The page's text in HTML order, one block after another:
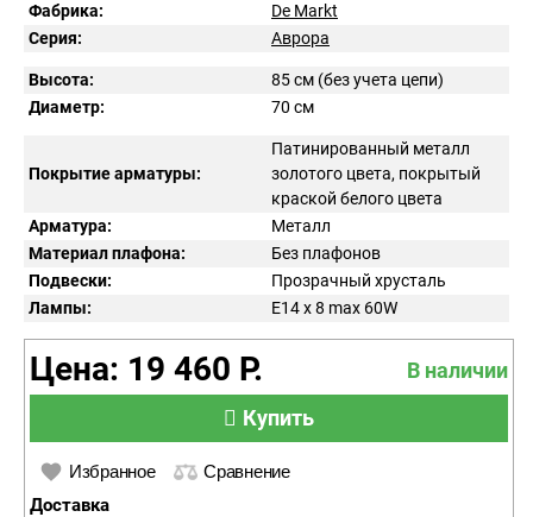
Фабрика:
De Markt
Серия:
Аврора
Высота:
85 см (без учета цепи)
Диаметр:
70 см
Покрытие арматуры:
Патинированный металл
золотого цвета, покрытый
краской белого цвета
Арматура:
Металл
Материал плафона:
Без плафонов
Подвески:
Прозрачный хрусталь
Лампы:
E14 x 8 max 60W
Цена: 19 460 Р.
В наличии
Купить
Избранное Сравнение
Доставка